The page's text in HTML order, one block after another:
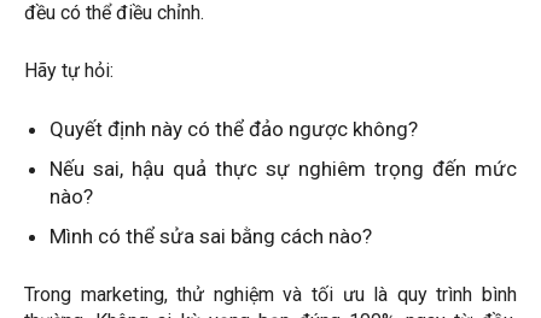
đều có thể điều chỉnh.
Hãy tự hỏi:
Quyết định này có thể đảo ngược không?
Nếu sai, hậu quả thực sự nghiêm trọng đến mức
nào?
Mình có thể sửa sai bằng cách nào?
Trong marketing, thử nghiệm và tối ưu là quy trình bình